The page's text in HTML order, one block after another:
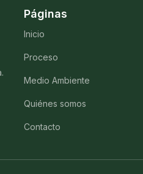
Páginas
Inicio
Proceso
Medio Ambiente
Quiénes somos
Contacto